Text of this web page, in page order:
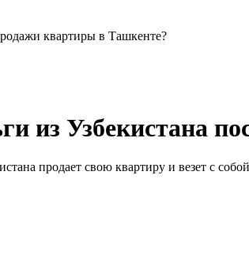
квартиры в Ташкенте?
из Узбекистана
продает свою квартиру и везет с